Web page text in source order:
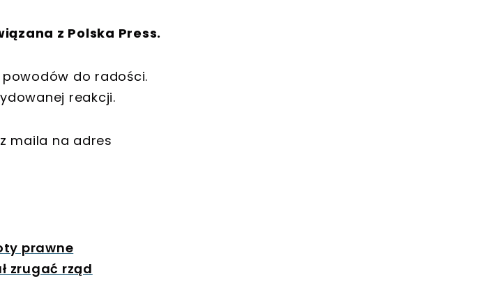
z Polska Press.
do radości.
reakcji.
maila na adres
prawne
zrugać rząd